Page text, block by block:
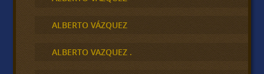
ALBERTO VÁZQUEZ
ALBERTO VAZQUEZ .